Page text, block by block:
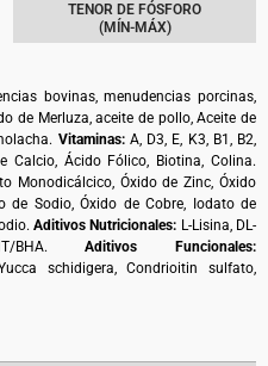
TENOR DE FÓSFORO
(MÍN-MÁX)
bovinas, menudencias porcinas,
de Merluza, aceite de pollo, Aceite de
Vitaminas:A, D3, E, K3, B1, B2,
Calcio, Ácido Fólico, Biotina, Colina.
Monodicálcico, Óxido de Zinc, Óxido
de Sodio, Óxido de Cobre, Iodato de
Aditivos Nutricionales: L-Lisina, DL-
BHA.Aditivos Funcionales:
schidigera, Condrioitin sulfato,